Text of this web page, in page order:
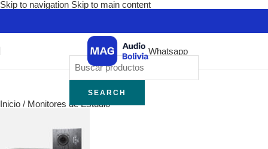
Skip to navigation Skip to main content
Whatsapp
SEARCH
Inicio / Monitores de Estudio